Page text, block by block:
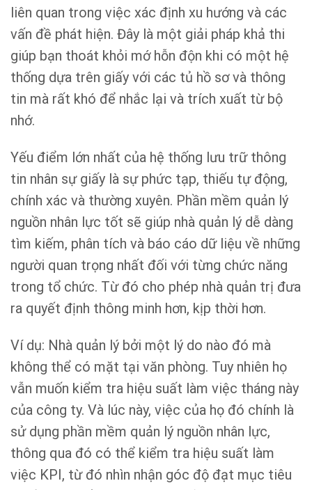
liên quan trong việc xác định xu hướng và các
vấn đề phát hiện. Đây là một giải pháp khả thi
giúp bạn thoát khỏi mớ hỗn độn khi có một hệ
thống dựa trên giấy với các tủ hồ sơ và thông
tin mà rất khó để nhắc lại và trích xuất từ ​​bộ
nhớ.
Yếu điểm lớn nhất của hệ thống lưu trữ thông
tin nhân sự giấy là sự phức tạp, thiếu tự động,
chính xác và thường xuyên. Phần mềm quản lý
nguồn nhân lực tốt sẽ giúp nhà quản lý dễ dàng
tìm kiếm, phân tích và báo cáo dữ liệu về những
người quan trọng nhất đối với từng chức năng
trong tổ chức. Từ đó cho phép nhà quản trị đưa
ra quyết định thông minh hơn, kịp thời hơn.
Ví dụ: Nhà quản lý bởi một lý do nào đó mà
không thể có mặt tại văn phòng. Tuy nhiên họ
vẫn muốn kiểm tra hiệu suất làm việc tháng này
của công ty. Và lúc này, việc của họ đó chính là
sử dụng phần mềm quản lý nguồn nhân lực,
thông qua đó có thể kiểm tra hiệu suất làm
việc KPI, từ đó nhìn nhận góc độ đạt mục tiêu